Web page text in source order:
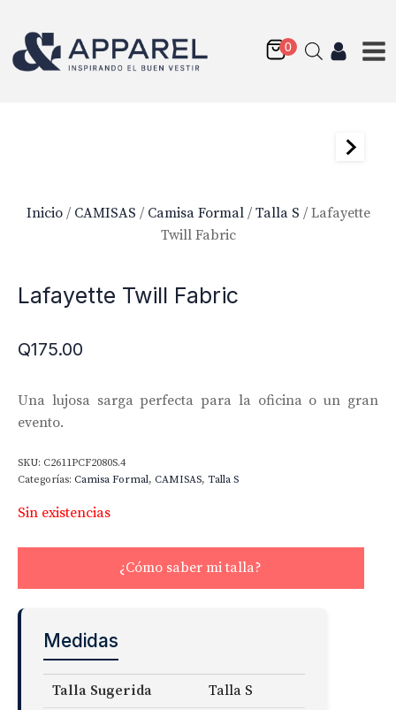
Inicio/ CAMISAS / Camisa Formal/ Talla S / Lafayette
Twill Fabric
Lafayette Twill Fabric
Q175.00
Una lujosa sarga perfecta para la oficina o un gran
evento.
SKU: C2611PCF2080S.4
Categorías: Camisa Formal, CAMISAS, Talla S
Sin existencias
¿Cómo saber mi talla?
Medidas
Talla Sugerida
Talla S